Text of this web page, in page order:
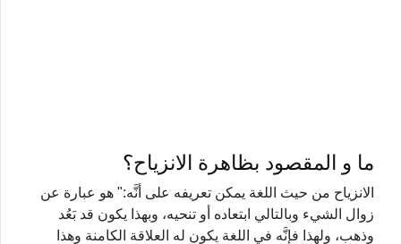
ما و المقصود بظاهرة الانزياح؟
الانزياح من حيث اللغة يمكن تعريفه على أنَّه:" هو عبارة عن
زوال الشيء وبالتالي ابتعاده أو تنحيه، وبهذا يكون قد بَعُد
وذهب، ولهذا فإنَّه في اللغة يكون له العلاقة الكامنة وهذا